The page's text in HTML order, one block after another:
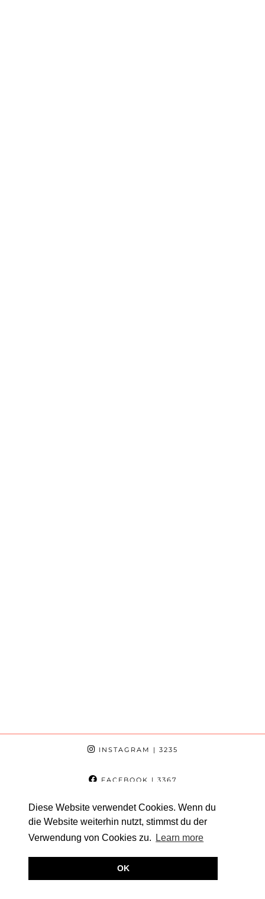
Diese Website verwendet Cookies. Wenn du
die Website weiterhin nutzt, stimmst du der
Verwendung von Cookies zu.
Learn more
OK
INSTAGRAM | 3235
FACEBOOK | 3367
PINTEREST| 1700
YOUTUBE| 12780
NEW MAMAS WORLD